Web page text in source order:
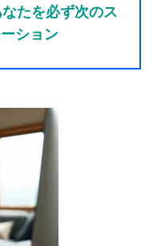
たを必ず次のス
ション